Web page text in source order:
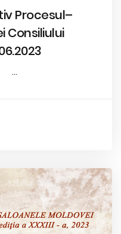
Procesul–
Consiliului
...